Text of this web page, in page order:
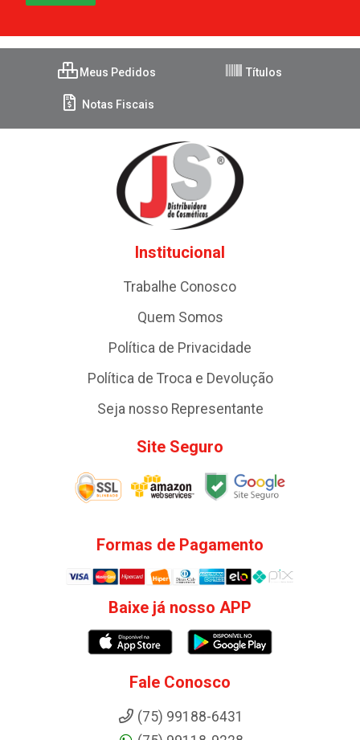
Meus Pedidos Títulos
Notas Fiscais
Institucional
Trabalhe Conosco
Quem Somos
Política de Privacidade
Política de Troca e Devolução
Seja nosso Representante
Site Seguro
Formas de Pagamento
Baixe já nosso APP
Fale Conosco
(75) 99188-6431